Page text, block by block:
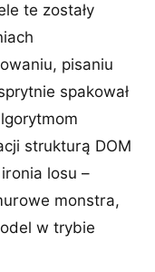
te zostały
pisaniu
spakował
strukturą DOM
losu –
monstra,
w trybie